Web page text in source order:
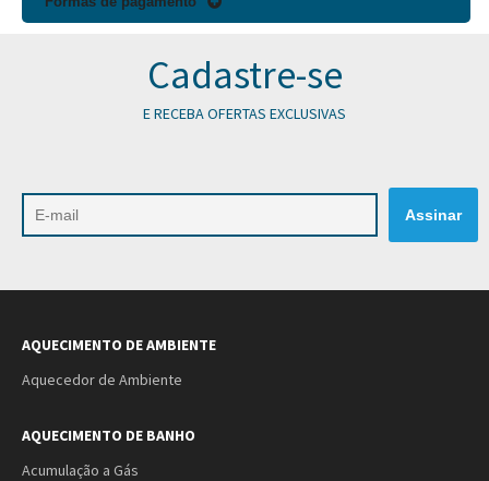
Cadastre-se
E RECEBA OFERTAS EXCLUSIVAS
AQUECIMENTO DE AMBIENTE
Aquecedor de Ambiente
AQUECIMENTO DE BANHO
Acumulação a Gás